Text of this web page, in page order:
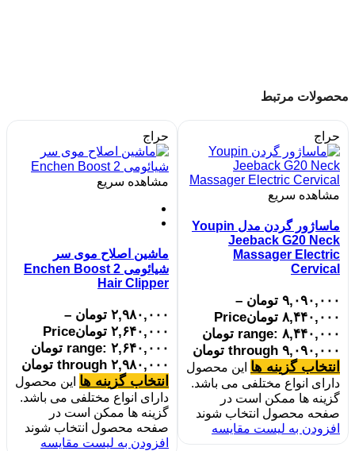
محصولات مرتبط
حراج
مشاهده سریع
ماساژور گردن مدل Youpin
Jeeback G20 Neck
Massager Electric
Cervical
۹,۰۹۰,۰۰۰ تومان –
۸,۴۴۰,۰۰۰ تومانPrice
range: ۸,۴۴۰,۰۰۰ تومان
through ۹,۰۹۰,۰۰۰ تومان
انتخاب گزینه ها این محصول
دارای انواع مختلفی می باشد.
گزینه ها ممکن است در
صفحه محصول انتخاب شوند
افزودن به لیست مقایسه
حراج
مشاهده سریع
ماشین اصلاح موی سر
شیائومی Enchen Boost 2
Hair Clipper
۲,۹۸۰,۰۰۰ تومان –
۲,۶۴۰,۰۰۰ تومانPrice
range: ۲,۶۴۰,۰۰۰ تومان
through ۲,۹۸۰,۰۰۰ تومان
انتخاب گزینه ها این محصول
دارای انواع مختلفی می باشد.
گزینه ها ممکن است در
صفحه محصول انتخاب شوند
افزودن به لیست مقایسه